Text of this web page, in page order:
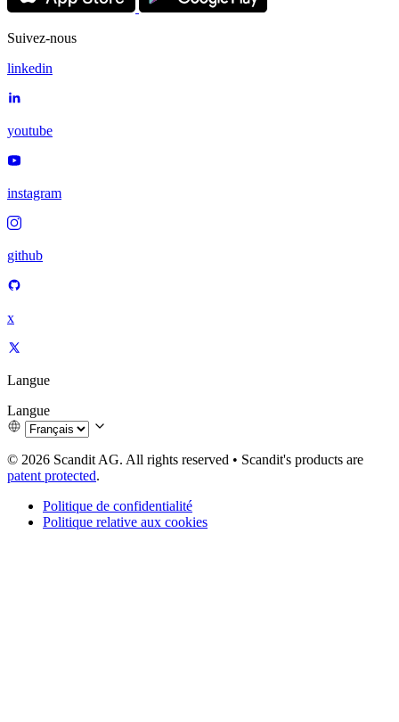
Suivez-nous
linkedin
youtube
instagram
github
x
Langue
Langue
© 2026 Scandit AG. All rights reserved • Scandit's products are
patent protected.
Politique de confidentialité
Politique relative aux cookies